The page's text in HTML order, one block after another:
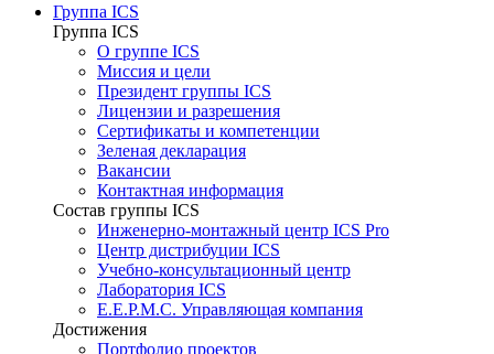
Группа ICS
Группа ICS
О группе ICS
Миссия и цели
Президент группы ICS
Лицензии и разрешения
Сертификаты и компетенции
Зеленая декларация
Вакансии
Контактная информация
Состав группы ICS
Инженерно-монтажный центр ICS Pro
Центр дистрибуции ICS
Учебно-консультационный центр
Лаборатория ICS
E.E.P.M.C. Управляющая компания
Достижения
Портфолио проектов